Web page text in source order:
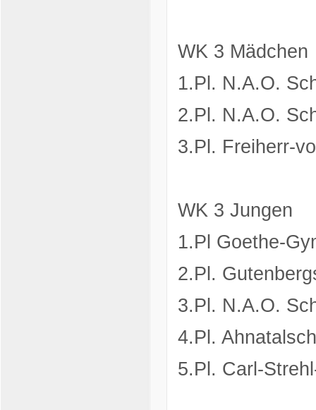
WK 3 Mädchen
1.Pl. N.A.O.
2.Pl. N.A.O.
3.Pl. Freiherr-
WK 3 Jungen
1.Pl Goethe-
2.Pl.
3.Pl. N.A.O.
4.Pl.
5.Pl. Carl-